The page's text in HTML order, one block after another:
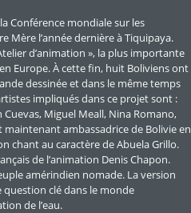
Conférence mondiale sur les
Mère l’année dernière à Tiquipaya.
d’animation », la plus importante
Europe. À cette fin, huit Boliviens ont
dessinée et dans le même temps
impliqués dans ce projet sont :
Cuevas, Miguel Meall, Nina Romano,
maintenant ambassadrice de Bolivie en
chant au caractère de Abuela Grillo.
de l’animation Denis Chapon.
amérindien nomade. La version
clé dans le monde
de l’eau.